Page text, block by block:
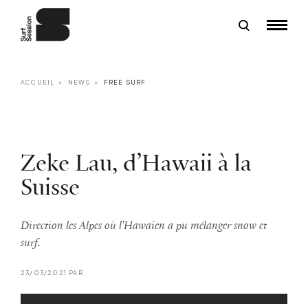
ACCUEIL NEWS FREE SURF
Zeke Lau, d’Hawaii à la
Suisse
Direction les Alpes où l'Hawaïen a pu mélanger snow et
surf.
23/03/2021 PAR